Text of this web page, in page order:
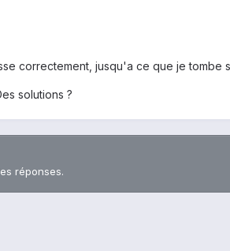
correctement, jusqu'a ce que je tombe
solutions ?
réponses.